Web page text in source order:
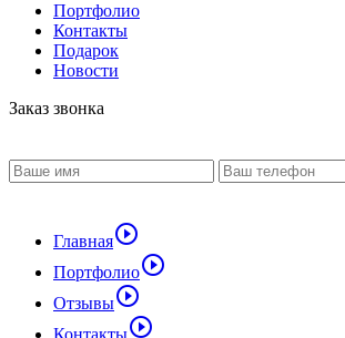
Портфолио
Контакты
Подарок
Новости
Заказ звонка
Главнаяplay_circle_outline
Портфолиоplay_circle_outline
Отзывыplay_circle_outline
Контактыplay_circle_outline